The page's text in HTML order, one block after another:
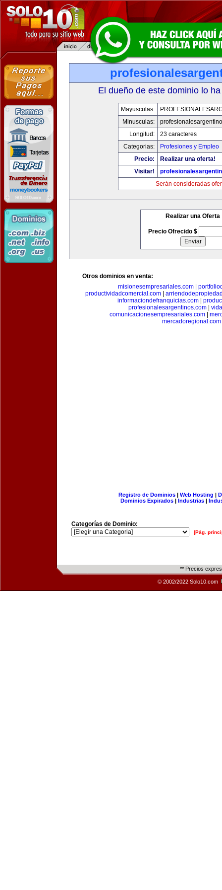
El dueño de este dominio lo
Mayusculas:
Minusculas:
Longitud:
23 caracteres
Categorias:
Profesiones y Empleo
Precio:
Realizar una oferta!
Visitar!
Serán consideradas
Realizar una Oferta
Precio Ofrecido $
Otros dominios en venta:
misionesempresariales.com
productividadcomercial.com
informaciondefranquicias.com
profesionalesargentinos.com|
comunicacionesempresariales.com
mercadoregional.com
Registro de Dominios| Web Hosting |
Dominios Expirados | Industrias |
Categorías de Dominio:
[Pág.
** Precios
© 2002/2022 Solo10.com